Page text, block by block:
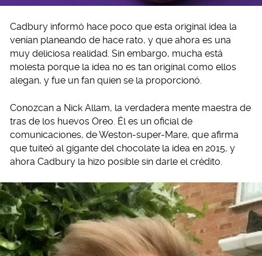
Cadbury informó hace poco que esta original idea la
venían planeando de hace rato, y que ahora es una
muy deliciosa realidad. Sin embargo, mucha está
molesta porque la idea no es tan original como ellos
alegan, y fue un fan quien se la proporcionó.
Conozcan a Nick Allam, la verdadera mente maestra de
tras de los huevos Oreo. Él es un oficial de
comunicaciones, de Weston-super-Mare, que afirma
que tuiteó al gigante del chocolate la idea en 2015, y
ahora Cadbury la hizo posible sin darle el crédito.